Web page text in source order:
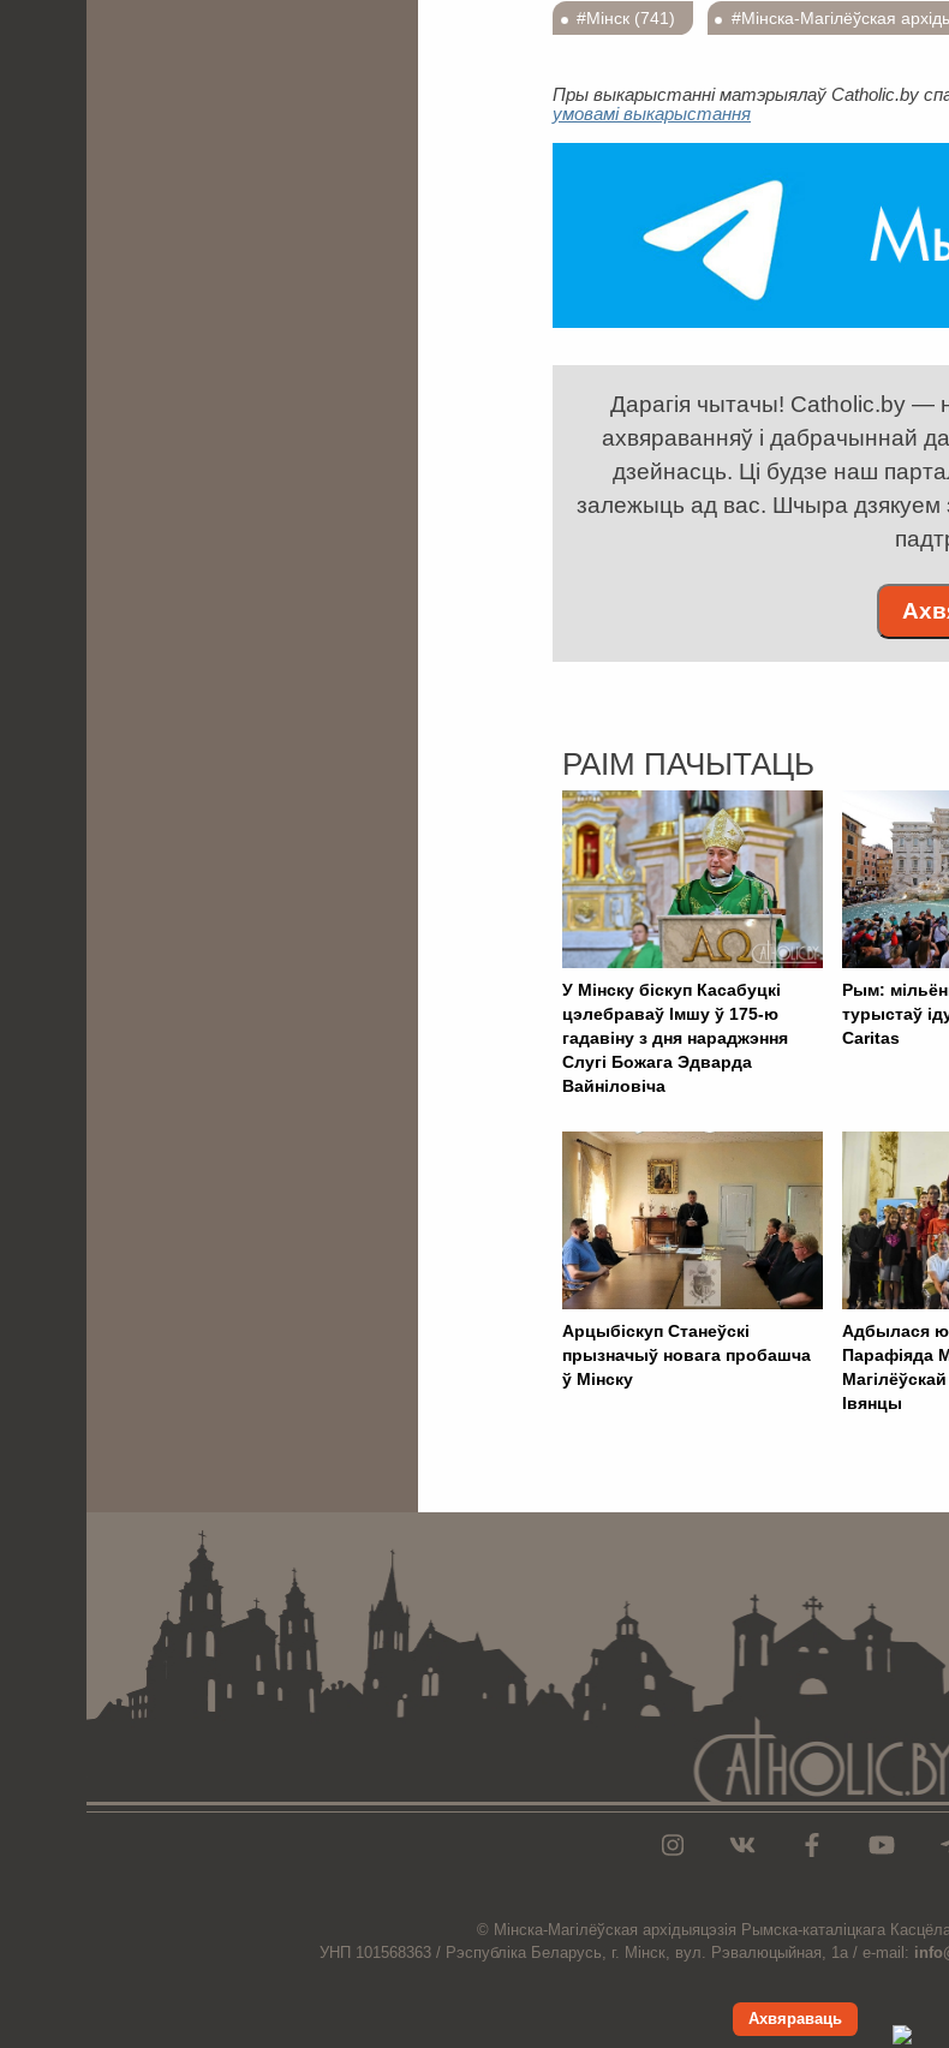
#Мінск (741) #Мінска-Магілёўская
Пры выкарыстанні матэрыялаў Catholic.by
умовамі выкарыстання
Дарагія чытачы! Catholic.by —
ахвяраванняў і дабрачыннай
дзейнасць. Ці будзе наш
залежыць ад вас. Шчыра дзякуем
РАІМ ПАЧЫТАЦЬ
У Мінску біскуп Касабуцкі
цэлебраваў Імшу ў 175-ю
гадавіну з дня нараджэння
Слугі Божага Эдварда
Вайніловіча
Рым:
турыстаў
Caritas
Арцыбіскуп Станеўскі
прызначыў новага пробашча
ў Мінску
Адбылася
Парафіяда
Івянцы
© Мiнска-Магiлёўская архiдыяцэзiя Рымска-каталіцкага Касцёла
УНП 101568363 / Рэспубліка Беларусь, г. Мінск, вул. Рэвалюцыйная, 1а / e-mail:
Ахвяраваць